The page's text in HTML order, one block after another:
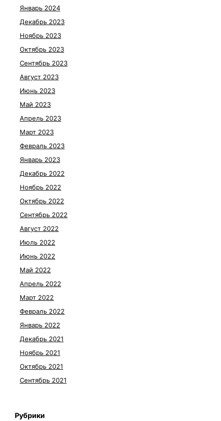
Январь 2024
Декабрь 2023
Ноябрь 2023
Октябрь 2023
Сентябрь 2023
Август 2023
Июнь 2023
Май 2023
Апрель 2023
Март 2023
Февраль 2023
Январь 2023
Декабрь 2022
Ноябрь 2022
Октябрь 2022
Сентябрь 2022
Август 2022
Июль 2022
Июнь 2022
Май 2022
Апрель 2022
Март 2022
Февраль 2022
Январь 2022
Декабрь 2021
Ноябрь 2021
Октябрь 2021
Сентябрь 2021
Рубрики